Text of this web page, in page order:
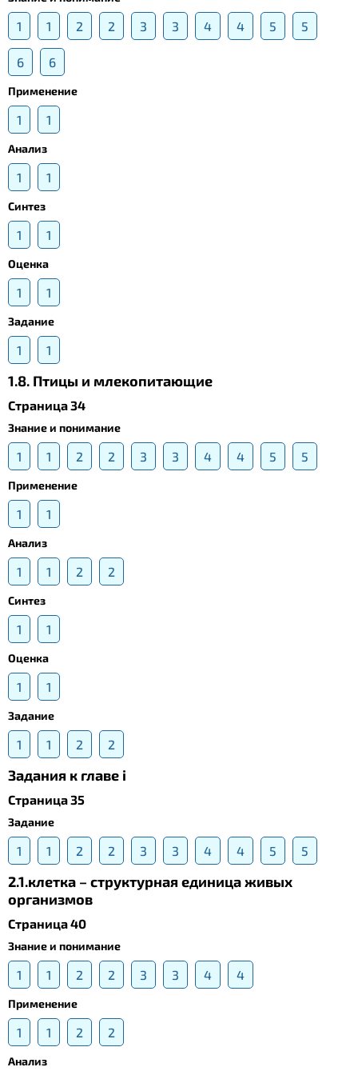
1 1 2 2 3 3 4 4 5 5
6 6
Применение
1 1
Анализ
1 1
Синтез
1 1
Оценка
1 1
Задание
1 1
1.8. Птицы и млекопитающие
Страница 34
Знание и понимание
1 1 2 2 3 3 4 4 5 5
Применение
1 1
Анализ
1 1 2 2
Синтез
1 1
Оценка
1 1
Задание
1 1 2 2
Задания к главе i
Страница 35
Задание
1 1 2 2 3 3 4 4 5 5
2.1.клетка – структурная единица живых
организмов
Страница 40
Знание и понимание
1 1 2 2 3 3 4 4
Применение
1 1 2 2
Анализ